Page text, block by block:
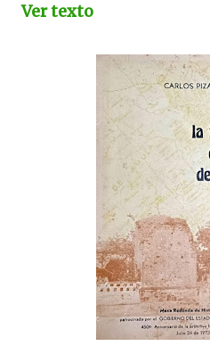
Ver texto